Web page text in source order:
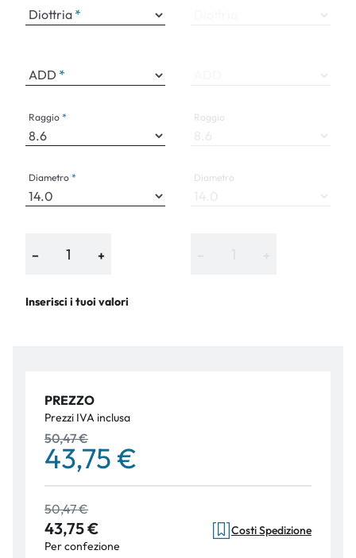
Diottria
ADD
Raggio
Diametro
− +
Inserisci i tuoi valori
Raggio
Diametro
PREZZO
Prezzi IVA inclusa
50,47 €
43,75 €
50,47 €
43,75 €
Per confezione
Costi Spedizione